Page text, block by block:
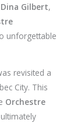
Dina Gilbert,
unforgettable
revisited a
City. This
Orchestre